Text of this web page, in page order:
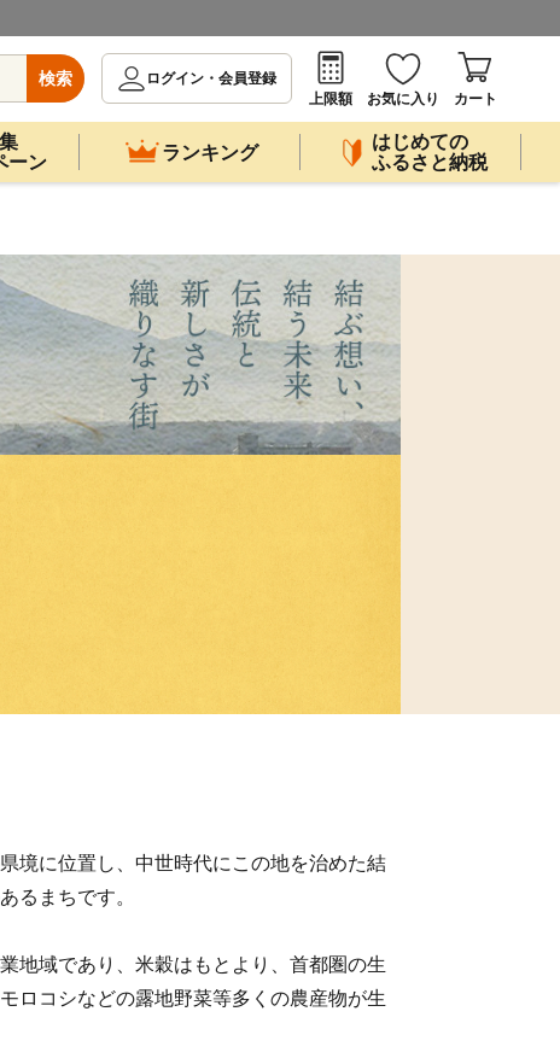
検索
ログイン・会員登録
上限額
お気に入り カート
ーン
ランキング
はじめての
ふるさと納税
境に位置し、中世時代にこの地を治めた結
るまちです。
地域であり、米穀はもとより、首都圏の生
ロコシなどの露地野菜等多くの農産物が生